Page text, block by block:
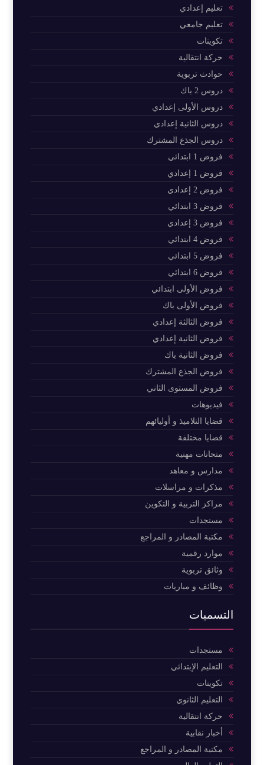
تعليم إعدادي
تعليم جامعي
تكوينات
حركة انتقالية
حوادث تربوية
دروس 2 باك
دروس الأولى إعدادي
دروس الثانية إعدادي
دروس الجذع المشترك
فروض 1 ابتدائي
فروض 1 إعدادي
فروض 2 إعدادي
فروض 3 ابتدائي
فروض 3 إعدادي
فروض 4 ابتدائي
فروض 5 ابتدائي
فروض 6 ابتدائي
فروض الأولى ابتدائي
فروض الأولى باك
فروض الثالثة إعدادي
فروض الثانية إعدادي
فروض الثانية باك
فروض الجذع المشترك
فروض المستوى الثاني
فيديوهات
قضايا التلاميذ و أوليائهم
قضايا مختلفة
متحانات مهنية
مدارس و معاهد
مذكرات و مراسلات
مراكز التربية و التكوين
مستجدات
مكتبة المصادر و المراجع
موارد رقمية
وثائق تربوية
وظائف و مباريات
التسميات
مستجدات
التعليم الإبتدائي
تكوينات
التعليم الثانوي
حركة انتقالية
أخبار نقابية
مكتبة المصادر و المراجع